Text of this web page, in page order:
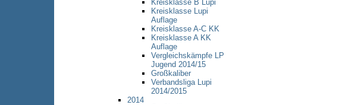
Kreisklasse B Lupi
Kreisklasse Lupi
Auflage
Kreisklasse A-C KK
Kreisklasse A KK
Auflage
Vergleichskämpfe LP
Jugend 2014/15
Großkaliber
Verbandsliga Lupi
2014/2015
2014